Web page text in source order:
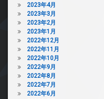
ゴ
ミ
置
き
場
防
犯
カ
メ
ラ
駐
輪
場
2023年4月
2023年3月
2023年2月
2023年1月
2022年12月
2022年11月
2022年10月
2022年9月
2022年8月
2022年7月
2022年6月